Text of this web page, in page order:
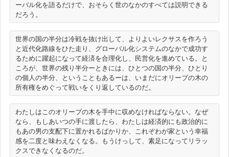
ーバル化を語るだけで、おそらく世のなかのすべては説明できる
世界の国の半分は冷戦を抜け出して、よりよいレクサスを作ろう
と近代化路線をひた走り、グローバル化システムのなかで成功す
るために躍起になって経済を合理化し、民営化を進めている。と
ころが、世界の残り半分ーときには、ひとつの国の半分、ひとり
の個人の半分、ということもあるーは、いまだにオリーブの木の
わたしはこのオリーブの木を手中に収めなければならない。なぜ
なら、もしあいつの手に渡したら、わたしは経済的にも政治的に
もあの男の支配下に置かれるばかりか、これぞわが家という幸福
感を二度と味わえなくなる。もうけっして、素足になってリラッ